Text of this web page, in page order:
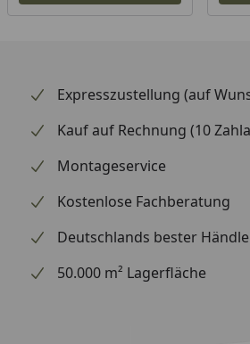
Expresszustellung (auf
Kauf auf Rechnung (10
Montageservice
Kostenlose Fachberatung
Deutschlands bester
50.000 m² Lagerfläche